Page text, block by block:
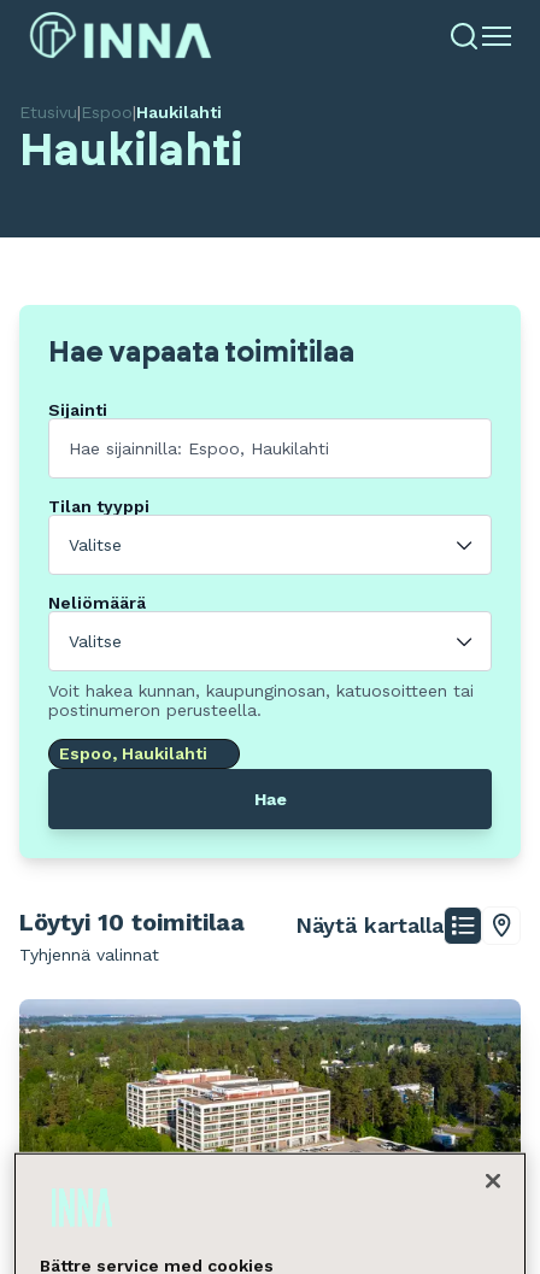
Etusivu|Espoo|Haukilahti
Haukilahti
Hae vapaata toimitilaa
Sijainti
Tilan tyyppi
Valitse
Neliömäärä
Valitse
Voit hakea kunnan, kaupunginosan, katuosoitteen tai
postinumeron perusteella.
Espoo, Haukilahti
Hae
Löytyi 10 toimitilaa
Tyhjennä valinnat
Näytä kartalla
Bättre service med cookies